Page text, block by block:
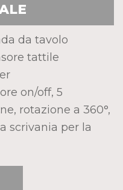
da tavolo
tattile
on/off, 5
rotazione a 360°,
scrivania per la